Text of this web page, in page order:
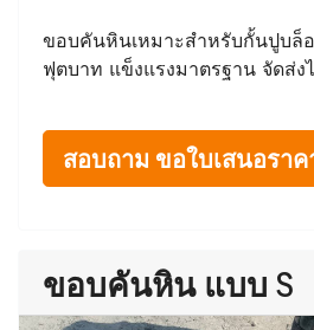
ขอบคันหินเหมาะสำหรับกั้นปูบล็
ฟุตบาท แข็งแรงมาตรฐาน จัดส่ง
สอบถาม ขอใบเสนอรา
ขอบคันหิน แบบ S